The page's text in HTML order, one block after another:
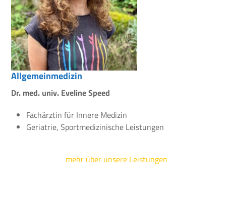
Allgemeinmedizin
Dr. med. univ. Eveline Speed
Fachärztin für Innere Medizin
Geriatrie, Sportmedizinische Leistungen
mehr über unsere Leistungen